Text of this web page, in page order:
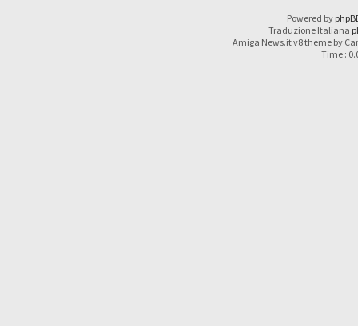
Powered by
Traduzione Italiana
Amiga News.it v8 theme by
Time :